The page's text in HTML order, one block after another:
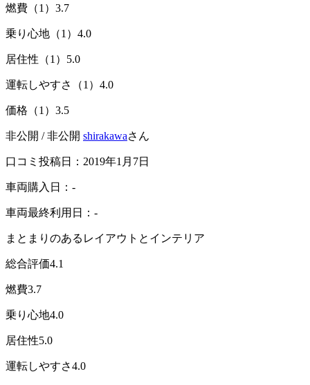
燃費（1） 3.7
乗り心地（1） 4.0
居住性（1） 5.0
運転しやすさ（1） 4.0
価格（1） 3.5
非公開 / 非公開 shirakawaさん
口コミ投稿日：2019年1月7日
車両購入日：-
車両最終利用日：-
まとまりのあるレイアウトとインテリア
総合評価4.1
燃費3.7
乗り心地4.0
居住性5.0
運転しやすさ4.0